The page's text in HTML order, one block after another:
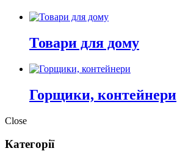
Товари для дому
Горщики, контейнери
Close
Категорії